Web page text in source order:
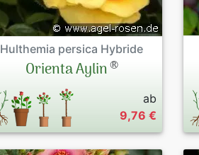
Hulthemia persica Hybride
Orienta Aylin®
ab
9,76 €